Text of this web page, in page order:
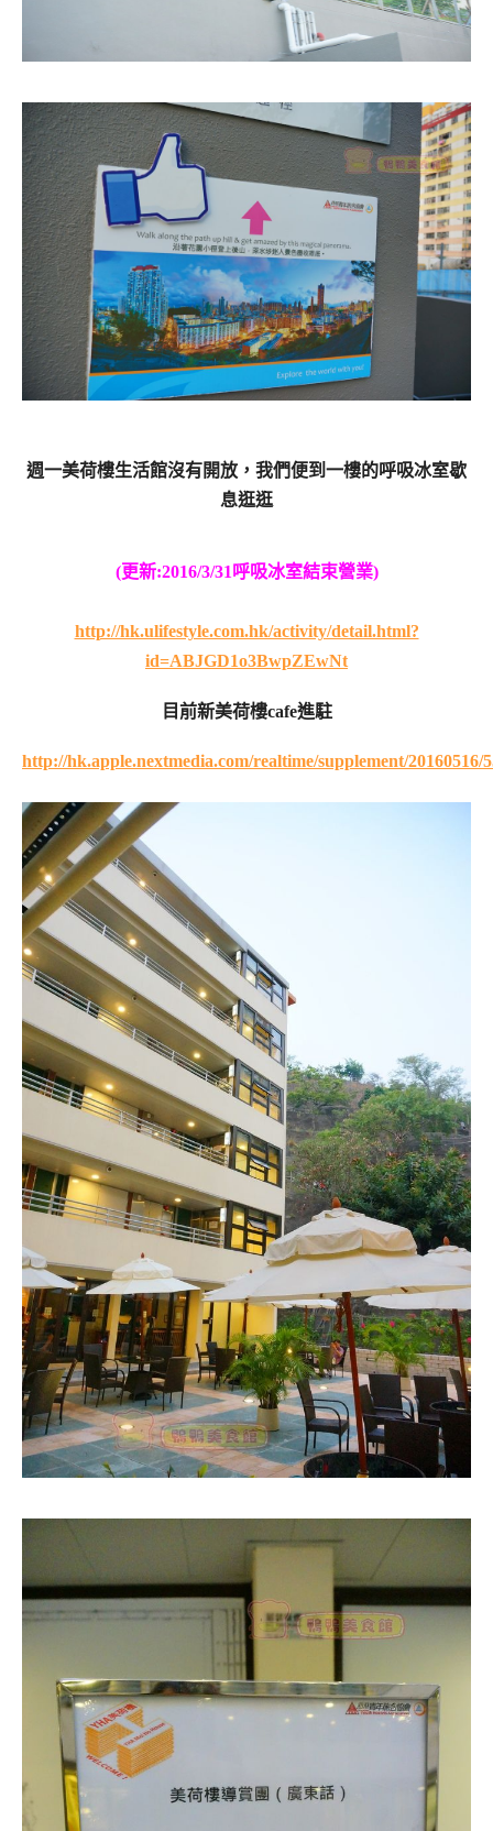
週一美荷樓生活館沒有開放，我們便到一樓的呼吸冰室歇
息逛逛
(更新:2016/3/31呼吸冰室結束營業)
http://hk.ulifestyle.com.hk/activity/detail.html?
id=ABJGD1o3BwpZEwNt
目前新美荷樓cafe進駐
http://hk.apple.nextmedia.com/realtime/supplement/20160516/